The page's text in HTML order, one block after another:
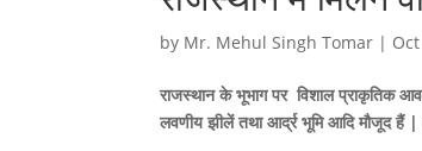
by Mr. Mehul Singh Tomar |
राजस्थान के भूभाग पर विशाल प्राकृतिक
लवणीय झीलें तथा आर्द्र भूमि आदि मौजूद हैं |